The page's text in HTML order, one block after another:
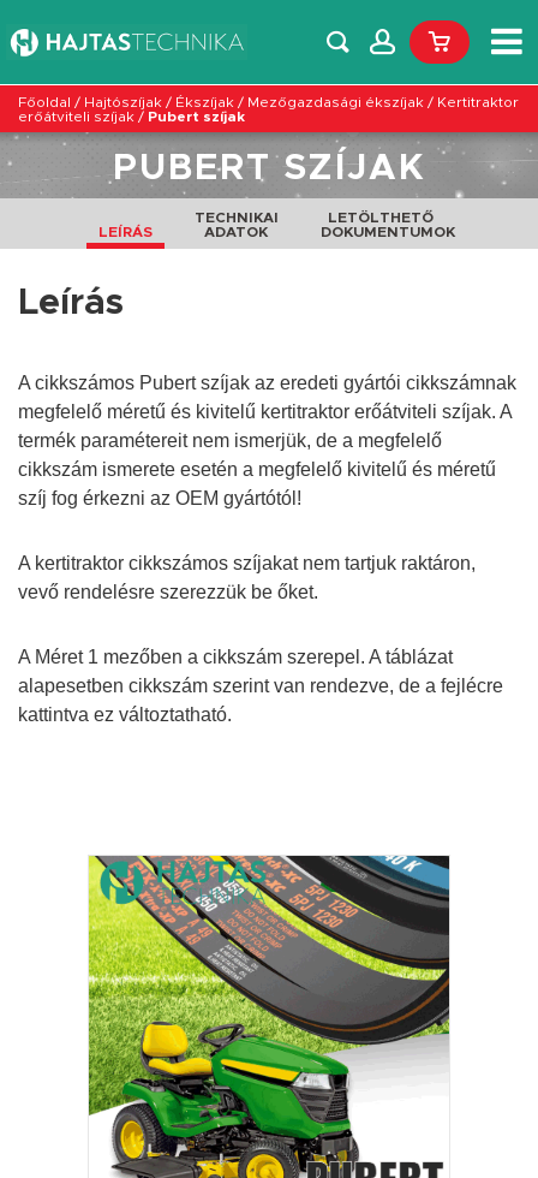
Főoldal / Hajtószíjak / Ékszíjak / Mezőgazdasági ékszíjak / Kertitraktor
erőátviteli szíjak / Pubert szíjak
PUBERT SZÍJAK
LEÍRÁS
TECHNIKAI
ADATOK
LETÖLTHETŐ
DOKUMENTUMOK
Leírás
A cikkszámos Pubert szíjak az eredeti gyártói cikkszámnak
megfelelő méretű és kivitelű kertitraktor erőátviteli szíjak. A
termék paramétereit nem ismerjük, de a megfelelő
cikkszám ismerete esetén a megfelelő kivitelű és méretű
szíj fog érkezni az OEM gyártótól!
A kertitraktor cikkszámos szíjakat nem tartjuk raktáron,
vevő rendelésre szerezzük be őket.
A Méret 1 mezőben a cikkszám szerepel. A táblázat
alapesetben cikkszám szerint van rendezve, de a fejlécre
kattintva ez változtatható.